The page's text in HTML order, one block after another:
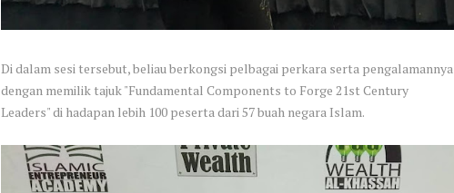
Di dalam sesi tersebut, beliau berkongsi pelbagai perkara serta pengalamannya
dengan memilik tajuk "Fundamental Components to Forge 21st Century
Leaders" di hadapan lebih 100 peserta dari 57 buah negara Islam.